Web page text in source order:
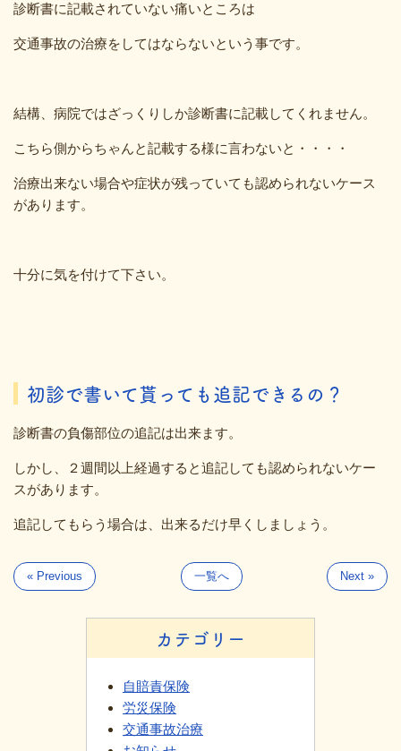
診断書に記載されていない痛いところは
交通事故の治療をしてはならないという事です。
結構、病院ではざっくりしか診断書に記載してくれません。
こちら側からちゃんと記載する様に言わないと・・・・
治療出来ない場合や症状が残っていても認められないケース
があります。
十分に気を付けて下さい。
初診で書いて貰っても追記できるの？
診断書の負傷部位の追記は出来ます。
しかし、２週間以上経過すると追記しても認められないケー
スがあります。
追記してもらう場合は、出来るだけ早くしましょう。
« Previous 一覧へ Next »
カテゴリー
自賠責保険
労災保険
交通事故治療